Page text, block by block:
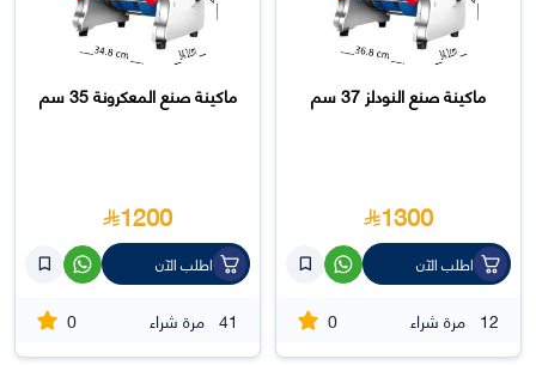
ماكينة صنع النودلز 37 سم
1300
اطلب الآن
12 مرة شراء 0
ماكينة صنع المعكرونة 35 سم
1200
اطلب الآن
41 مرة شراء 0